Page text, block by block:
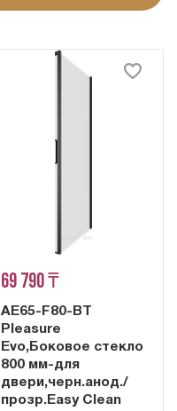
69 790 ₸
AE65-F80-BT
Pleasure
Evo,Боковое стекло
800 мм-для
двери,черн.анод./
прозр.Easy Clean